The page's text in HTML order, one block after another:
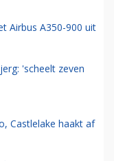
Airbus A350-900 uit
'scheelt zeven
Castlelake haakt af